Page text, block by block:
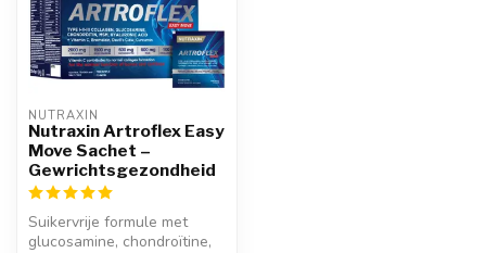
NUTRAXIN
Nutraxin Artroflex Easy
Move Sachet –
Gewrichtsgezondheid
Suikervrije formule met
glucosamine, chondroïtine,